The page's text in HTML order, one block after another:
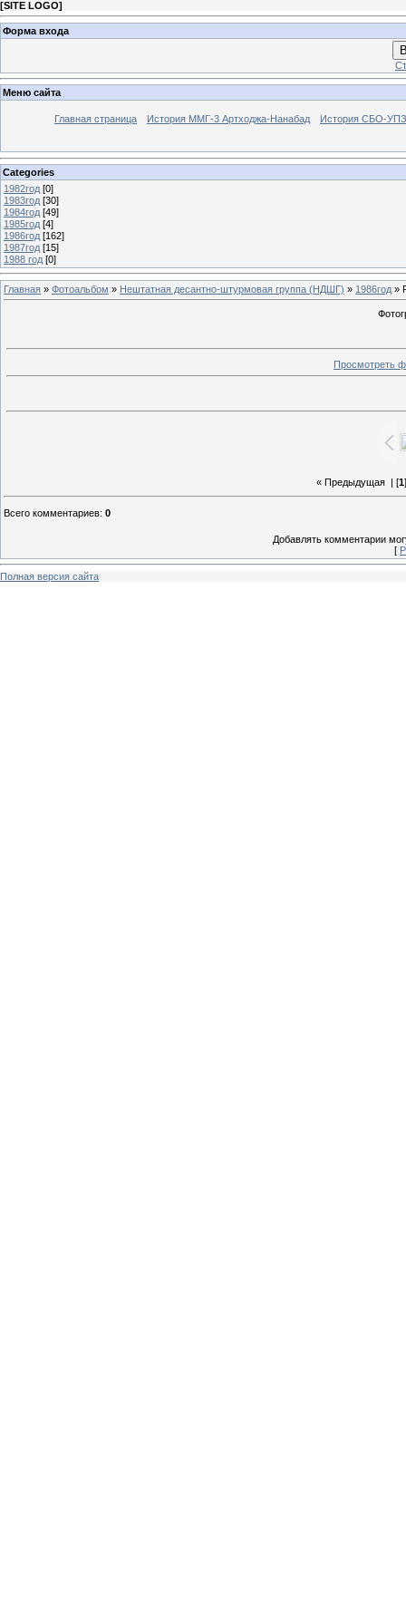
[SITE LOGO]
Форма входа
Меню сайта
Главная страница История ММГ-3 Артходжа-Нанабад История СБО-УПЗ
Categories
1982год [0]
1983год [30]
1984год [49]
1985год [4]
1986год [162]
1987год [15]
1988 год [0]
Главная » Фотоальбом » Нештатная десантно-штурмовая группа (НДШГ) » 1986год »
Просмотреть
« Предыдущая| [1
Всего комментариев: 0
Добавлять комментарии
[
Полная версия сайта